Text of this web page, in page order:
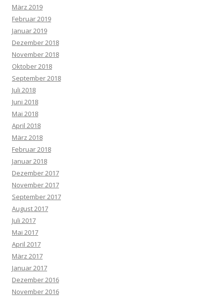
März 2019
Februar 2019
Januar 2019
Dezember 2018
November 2018
Oktober 2018
September 2018
Juli 2018
Juni 2018
Mai 2018
April 2018
März 2018
Februar 2018
Januar 2018
Dezember 2017
November 2017
September 2017
August 2017
Juli 2017
Mai 2017
April 2017
März 2017
Januar 2017
Dezember 2016
November 2016